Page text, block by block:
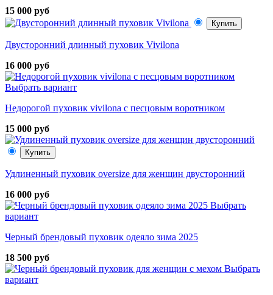
15 000 руб
Купить
Двусторонний длинный пуховик Vivilona
16 000 руб
Выбрать вариант
Недорогой пуховик vivilona с песцовым воротником
15 000 руб
Купить
Удлиненный пуховик oversize для женщин двусторонний
16 000 руб
Выбрать
вариант
Черный брендовый пуховик одеяло зима 2025
18 500 руб
Выбрать
вариант